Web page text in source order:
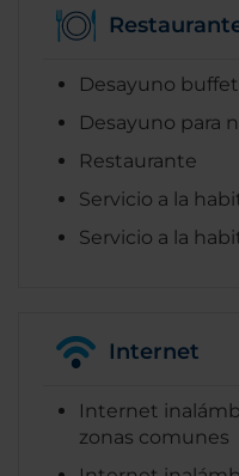
Desayuno buffet
Desayuno para
Restaurante
Servicio a la
Servicio a la
Internet
Internet
zonas comunes